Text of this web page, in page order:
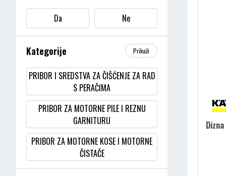
Da Ne
Kategorije Prikaži
PRIBOR I SREDSTVA ZA ČIŠĆENJE ZA RAD
S PERAČIMA
PRIBOR ZA MOTORNE PILE I REZNU
GARNITURU
PRIBOR ZA MOTORNE KOSE I MOTORNE
ČISTAČE